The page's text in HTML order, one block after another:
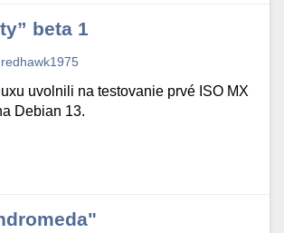
beta 1
redhawk1975
uvolnili na testovanie prvé ISO MX
Debian 13.